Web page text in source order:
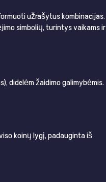
užrašytus kombinacijas.
simbolių, turintys vaikams ir
didelėm žaidimo galimybėmis.
koinų lygį, padauginta iš